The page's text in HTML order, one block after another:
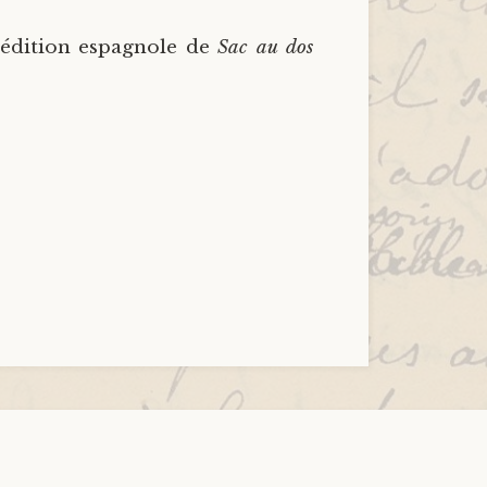
espagnole deSac au dos